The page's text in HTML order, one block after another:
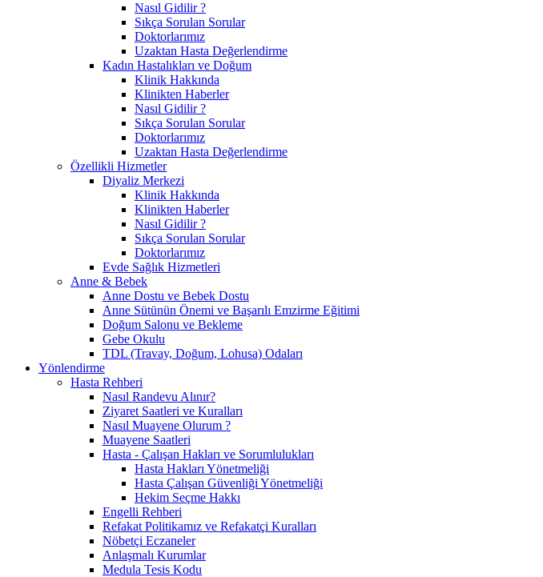
Nasıl Gidilir ?
Sıkça Sorulan Sorular
Doktorlarımız
Uzaktan Hasta Değerlendirme
Kadın Hastalıkları ve Doğum
Klinik Hakkında
Klinikten Haberler
Nasıl Gidilir ?
Sıkça Sorulan Sorular
Doktorlarımız
Uzaktan Hasta Değerlendirme
Özellikli Hizmetler
Diyaliz Merkezi
Klinik Hakkında
Klinikten Haberler
Nasıl Gidilir ?
Sıkça Sorulan Sorular
Doktorlarımız
Evde Sağlık Hizmetleri
Anne & Bebek
Anne Dostu ve Bebek Dostu
Anne Sütünün Önemi ve Başarılı Emzirme Eğitimi
Doğum Salonu ve Bekleme
Gebe Okulu
TDL (Travay, Doğum, Lohusa) Odaları
Yönlendirme
Hasta Rehberi
Nasıl Randevu Alınır?
Ziyaret Saatleri ve Kuralları
Nasıl Muayene Olurum ?
Muayene Saatleri
Hasta - Çalışan Hakları ve Sorumlulukları
Hasta Hakları Yönetmeliği
Hasta Çalışan Güvenliği Yönetmeliği
Hekim Seçme Hakkı
Engelli Rehberi
Refakat Politikamız ve Refakatçi Kuralları
Nöbetçi Eczaneler
Anlaşmalı Kurumlar
Medula Tesis Kodu